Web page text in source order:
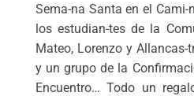
Sema-na Santa en el
los estudian-tes de la
Mateo, Lorenzo y
y un grupo de la
Encuentro… Todo un